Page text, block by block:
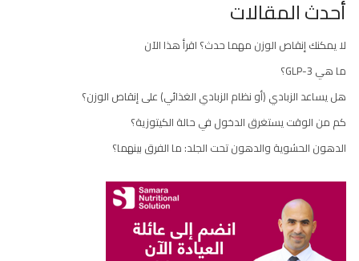
أحدث المقالات
لا يمكنك إنقاص الوزن مهما حدث؟ اقرأ هذا الآن
ما هي GLP-3؟
هل يساعد الزبادي (أو نظام الزبادي الغذائي) على إنقاص الوزن؟
كم من الوقت يستغرق الدخول في حالة الكيتوزية؟
الدهون الحشوية والدهون تحت الجلد: ما الفرق بينهما؟